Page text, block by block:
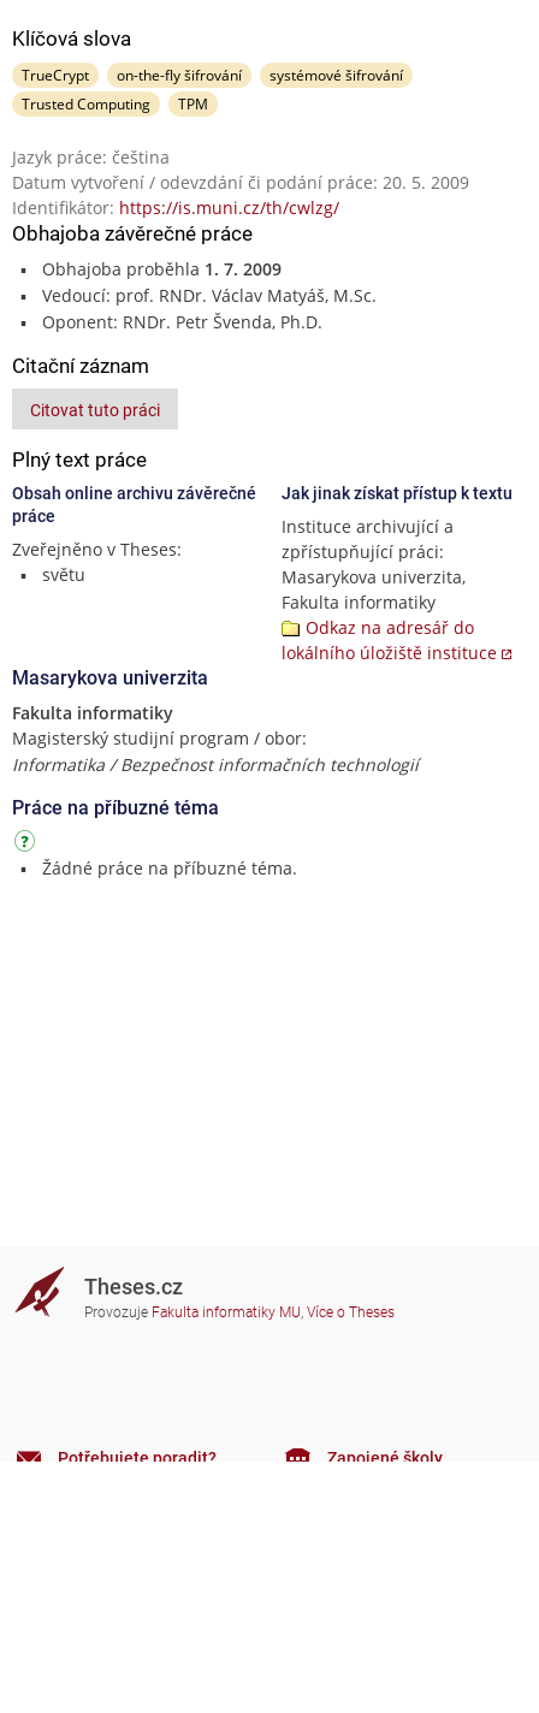
Klíčová slova
TrueCrypt on-the-fly šifrování
systémové šifrování
Trusted Computing
TPM
Jazyk práce: čeština
Datum vytvoření / odevzdání či podání práce: 20. 5. 2009
Identifikátor: https://is.muni.cz/th/cwlzg/
Obhajoba závěrečné práce
Obhajoba proběhla 1. 7. 2009
Vedoucí: prof. RNDr. Václav Matyáš, M.Sc.
Oponent: RNDr. Petr Švenda, Ph.D.
Citační záznam
Citovat tuto práci
Plný text práce
Obsah online archivu závěrečné
práce
Zveřejněno v Theses:
světu
Jak jinak získat přístup k textu
Instituce archivující a
zpřístupňující práci:
Masarykova univerzita,
Fakulta informatiky
Odkaz na adresář do
lokálního úložiště instituce
Masarykova univerzita
Fakulta informatiky
Magisterský studijní program / obor:
Informatika / Bezpečnost informačních technologií
Práce na příbuzné téma
Žádné práce na příbuzné téma.
Theses.cz
Provozuje Fakulta informatiky MU, Více o Theses
Potřebujete poradit? Zapojené školy